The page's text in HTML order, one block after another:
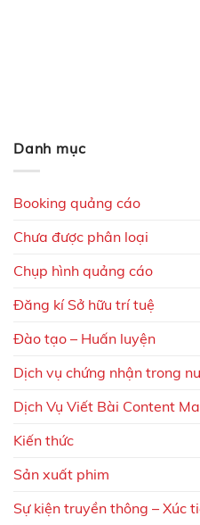
Danh mục
Booking quảng cáo
Chưa được phân loại
Chụp hình quảng cáo
Đăng kí Sở hữu trí tuệ
Đào tạo – Huấn luyện
Dịch vụ chứng nhận trong
Dịch Vụ Viết Bài Content
Kiến thức
Sản xuất phim
Sự kiện truyền thông – Xúc